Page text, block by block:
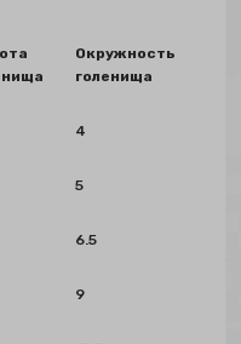
Окружность
голенища
4
5
6.5
9